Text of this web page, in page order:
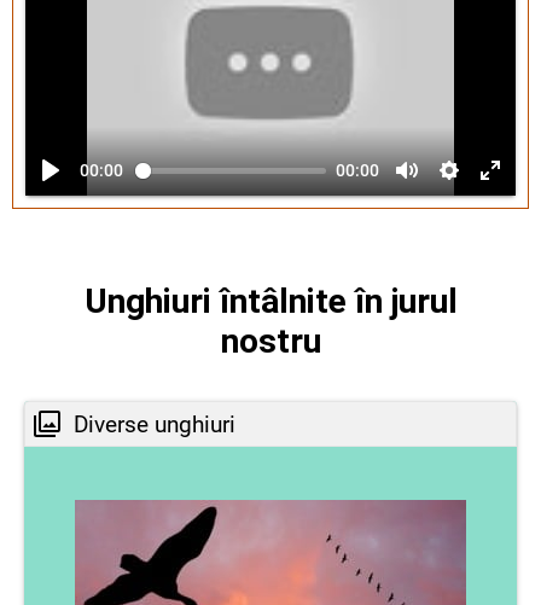
00:00 00:00
Unghiuri întâlnite în jurul
nostru
Diverse unghiuri